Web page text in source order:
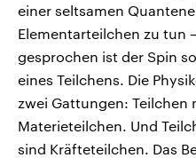
einer seltsamen
Elementarteilchen zu tun
gesprochen ist der Spin
eines Teilchens. Die
zwei Gattungen: Teilchen
Materieteilchen. Und
sind Kräfteteilchen. Das